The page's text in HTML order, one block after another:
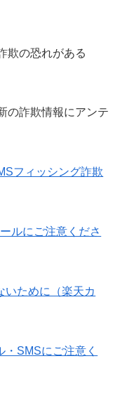
欺の恐れがある
の詐欺情報にアンテ
フィッシング詐欺
ルにご注意くださ
いために（楽天カ
SMSにご注意く